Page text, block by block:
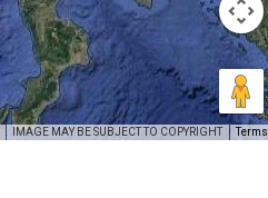
IMAGE MAY BE SUBJECT TO COPYRIGHT Terms